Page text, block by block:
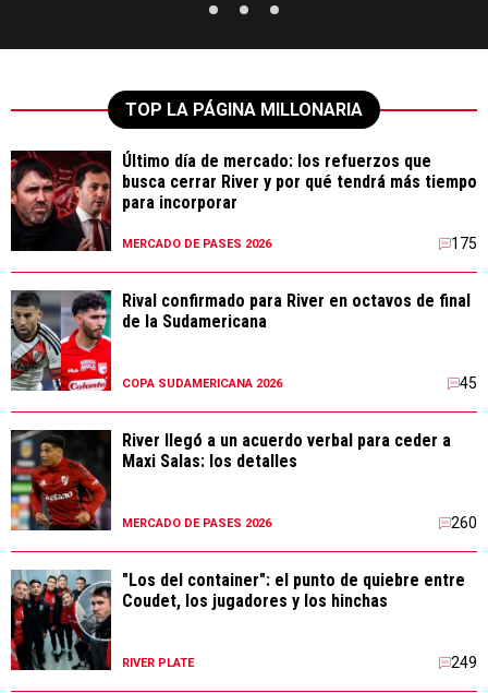
TOP LA PÁGINA MILLONARIA
Último día de mercado: los refuerzos que
busca cerrar River y por qué tendrá más tiempo
para incorporar
MERCADO DE PASES 2026 175
Rival confirmado para River en octavos de final
de la Sudamericana
COPA SUDAMERICANA 2026 45
River llegó a un acuerdo verbal para ceder a
Maxi Salas: los detalles
MERCADO DE PASES 2026 260
"Los del container": el punto de quiebre entre
Coudet, los jugadores y los hinchas
RIVER PLATE 249